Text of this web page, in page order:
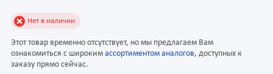
Нет в наличии
Этот товар временно отсутствует, но мы предлагаем Вам
ознакомиться с широким ассортиментом аналогов, доступных к
заказу прямо сейчас.